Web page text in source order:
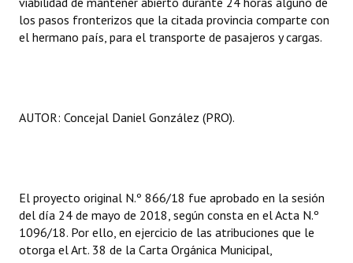
los pasos fronterizos que la citada provincia comparte con
el hermano país, para el transporte de pasajeros y cargas.
AUTOR: Concejal Daniel González (PRO).
El proyecto original N.º 866/18 fue aprobado en la sesión
del día 24 de mayo de 2018, según consta en el Acta N.º
1096/18. Por ello, en ejercicio de las atribuciones que le
otorga el Art. 38 de la Carta Orgánica Municipal,